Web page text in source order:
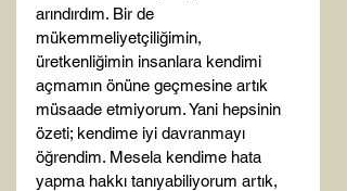
arındırdım. Bir de
mükemmeliyetçiliğimin,
üretkenliğimin insanlara kendimi
açmamın önüne geçmesine artık
müsaade etmiyorum. Yani hepsinin
özeti; kendime iyi davranmayı
öğrendim. Mesela kendime hata
yapma hakkı tanıyabiliyorum artık,